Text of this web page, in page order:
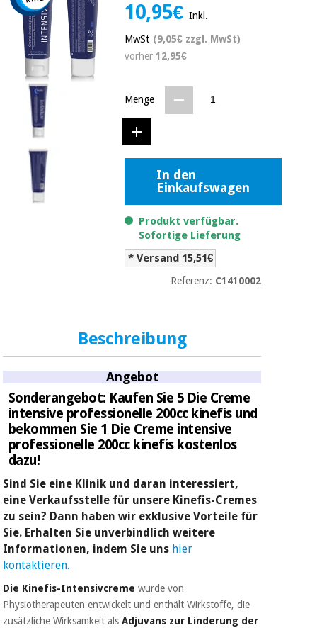
Angebote
Outlet
Fisaude
Academy
Traditionelle
chinesische
medizin
Klinische
möbel
Therapeutische
schränke
Essentielles
schutzmaterial
Sanitärkleiderschränke
Veterinärmedizin
Orthopädie
Chirurgische
instrumente
(ausverkauf)
Nachricht
Angebote
Outlet
Medizinische
ausrüstung
Traditionelle
chinesische
medizin
Klinische
möbel
Therapeutische
pilates
Sport
und
spiele
Sanitärkleiderschränke
Veterinärmedizin
Orthopädie
10,95€ Inkl.
MwSt (9,05€ zzgl. MwSt)
vorher12,95€
Menge
In den
Einkaufswagen
Produkt verfügbar.
Sofortige Lieferung
* Versand 15,51€
Referenz: C1410002
Beschreibung
Angebot
Sonderangebot: Kaufen Sie 5 Die Creme
intensive professionelle 200cc kinefis und
bekommen Sie 1 Die Creme intensive
professionelle 200cc kinefis kostenlos
dazu!
Sind Sie eine Klinik und daran interessiert,
eine Verkaufsstelle für unsere Kinefis-Cremes
zu sein? Dann haben wir exklusive Vorteile für
Sie. Erhalten Sie unverbindlich weitere
Informationen, indem Sie uns hier
kontaktieren.
Die Kinefis-Intensivcreme wurde von
Physiotherapeuten entwickelt und enthält Wirkstoffe, die
zusätzliche Wirksamkeit alsAdjuvans zur Linderung der